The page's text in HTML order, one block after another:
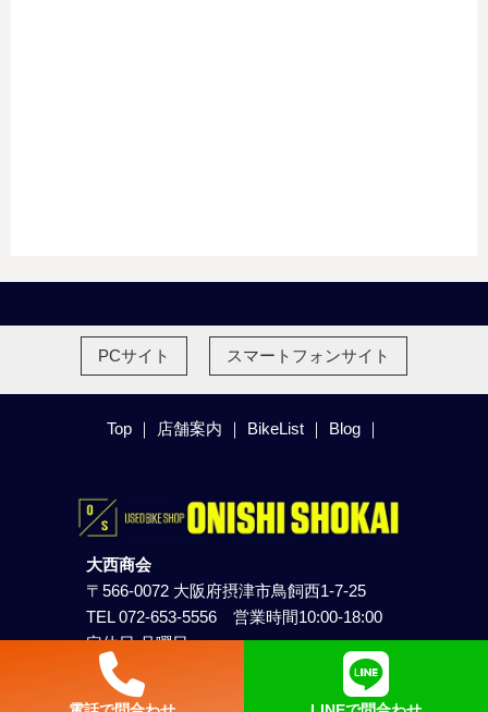
PCサイト スマートフォンサイト
Top ｜ 店舗案内 ｜ BikeList ｜ Blog ｜
大西商会
〒566-0072 大阪府摂津市鳥飼西1-7-25
TEL 072-653-5556 営業時間10:00-18:00
定休日 月曜日